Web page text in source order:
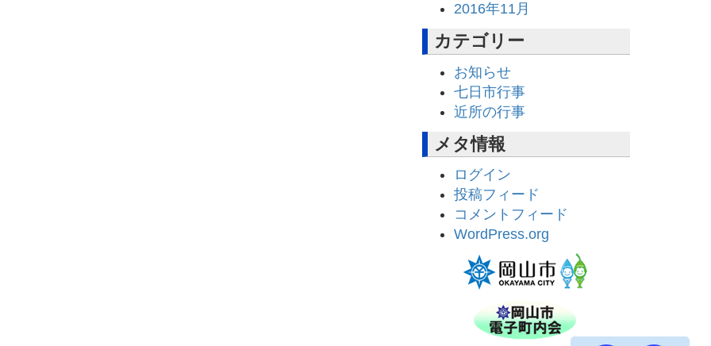
2016年11月
カテゴリー
お知らせ
七日市行事
近所の行事
メタ情報
ログイン
投稿フィード
コメントフィード
WordPress.org